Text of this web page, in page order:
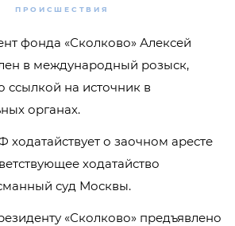
ПРОИСШЕСТВИЯ
фонда «Сколково» Алексей
в международный розыск,
ссылкой на источник в
органах.
о заочном аресте
ходатайство
суд Москвы.
«Сколково» предъявлено